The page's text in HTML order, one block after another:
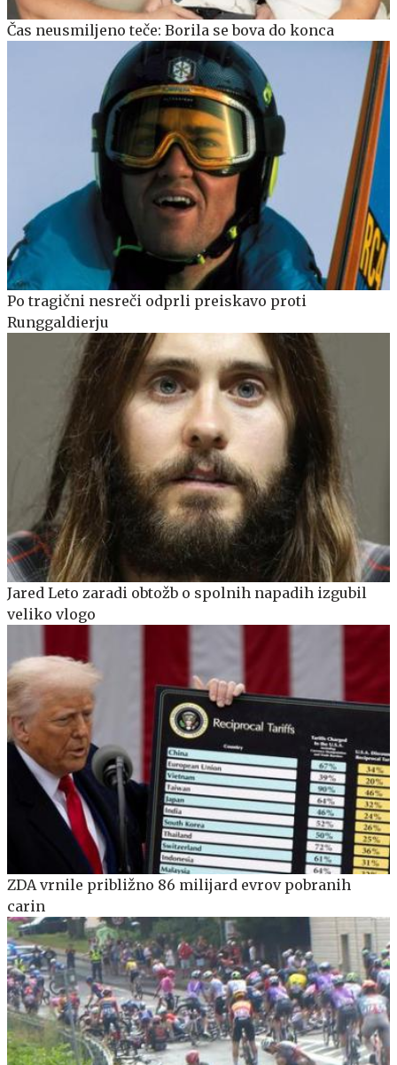
Čas neusmiljeno teče: Borila se bova do konca
Po tragični nesreči odprli preiskavo proti
Runggaldierju
Jared Leto zaradi obtožb o spolnih napadih izgubil
veliko vlogo
ZDA vrnile približno 86 milijard evrov pobranih
carin